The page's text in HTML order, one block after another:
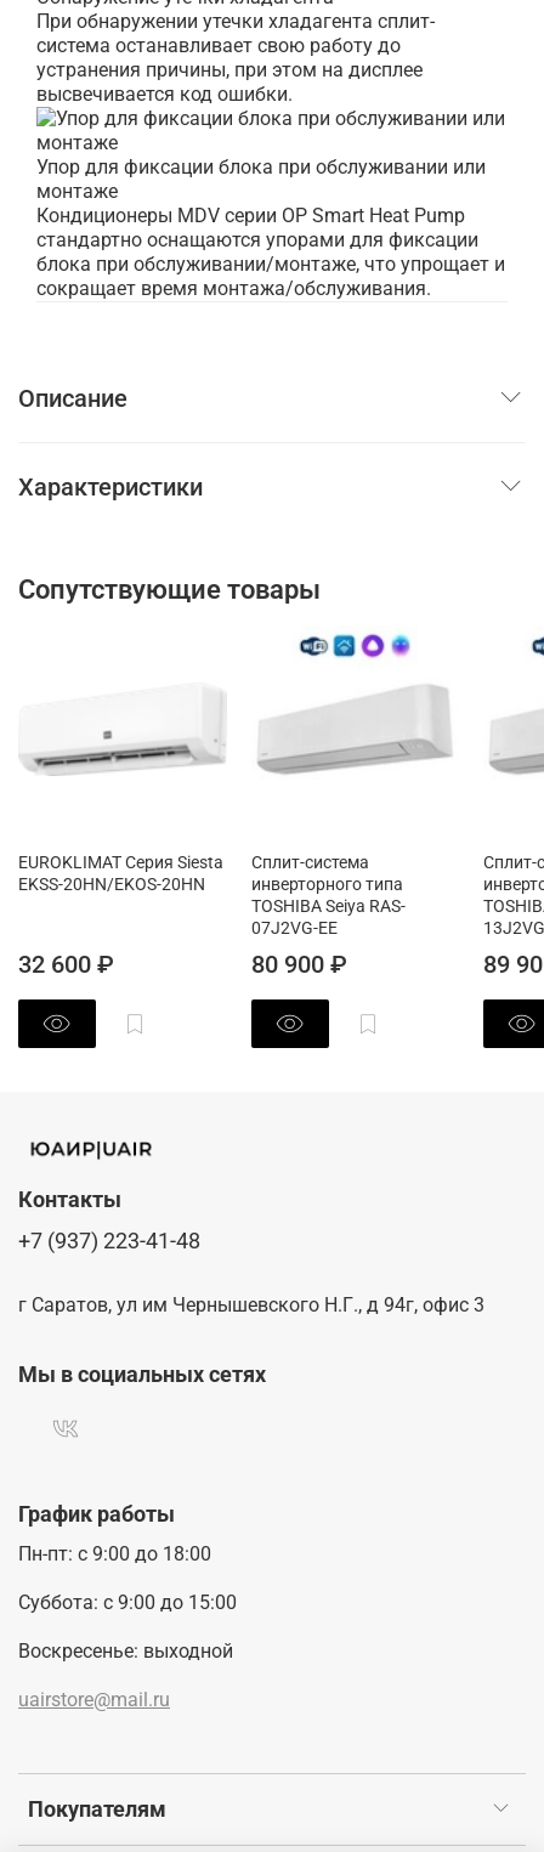
При обнаружении утечки хладагента сплит-
система останавливает свою работу до
устранения причины, при этом на дисплее
высвечивается код ошибки.
Упор для фиксации блока при обслуживании или
монтаже
Кондиционеры MDV серии OP Smart Heat Pump
стандартно оснащаются упорами для фиксации
блока при обслуживании/монтаже, что упрощает и
сокращает время монтажа/обслуживания.
Описание
Характеристики
Сопутствующие товары
EUROKLIMAT Серия Siesta
EKSS-20HN/EKOS-20HN
32 600 ₽
Сплит-система
инверторного типа
TOSHIBA Seiya RAS-
07J2VG-EE
80 900 ₽
Сплит-
89
Покупателям
График работы
Пн-пт: с 9:00 до 18:00
Суббота: с 9:00 до 15:00
Воскресенье: выходной
uairstore@mail.ru
Контакты
+7 (937) 223-41-48
г Саратов, ул им Чернышевского Н.Г., д 94г, офис 3
Мы в социальных сетях